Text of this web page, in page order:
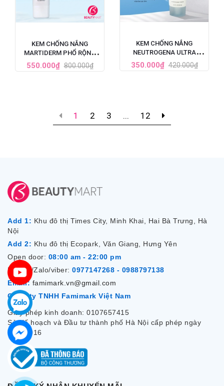
KEM CHỐNG NẮNG
MARTIDERM PHỔ RỘNG
BẢO VỆ TOÀN DIỆN SPF50+
550.000₫ 800.000₫
KEM CHỐNG NẮNG
NEUTROGENA ULTRA
SHEER SPF 50 88ML
350.000₫ 420.000₫
1 2 3 ... 12
Add 1: Khu đô thị Times City, Minh Khai, Hai Bà Trưng, Hà
Nội
Add 2: Khu đô thị Ecopark, Văn Giang, Hưng Yên
Open door: 08:00 am - 22:00 pm
Hotline/Zalo/viber: 0977147268 - 0988797138
Email: famimark.vn@gmail.com
Công ty TNHH Famimark Việt Nam
Giấy phép kinh doanh: 0107657415
Sở Kế hoạch và Đầu tư thành phố Hà Nội cấp phép ngày
7/12/2016